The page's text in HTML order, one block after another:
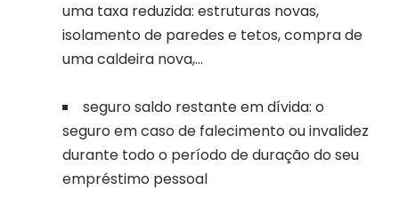
uma taxa reduzida: estruturas novas,
isolamento de paredes e tetos, compra de
uma caldeira nova,...
seguro saldo restante em dívida: o
seguro em caso de falecimento ou invalidez
durante todo o período de duração do seu
empréstimo pessoal